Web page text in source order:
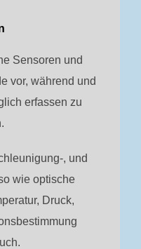
Sensoren und
vor, während und
erfassen zu
, und
wie optische
Druck,